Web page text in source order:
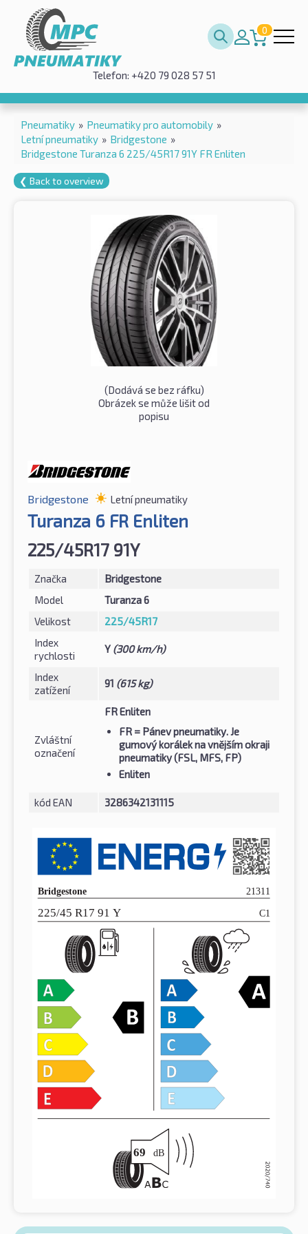
0
Telefon: +420 79 028 57 51
Pneumatiky » Pneumatiky pro automobily »
Letní pneumatiky » Bridgestone »
Bridgestone Turanza 6 225/45R17 91Y FR Enliten
❮ Back to overview
(Dodává se bez ráfku)
Obrázek se může lišit od
popisu
Bridgestone Letní pneumatiky
Turanza 6 FR Enliten
225/45R17 91Y
Značka
Bridgestone
Model
Turanza 6
Velikost
225/45R17
Index
rychlosti
Y (300 km/h)
Index
zatížení
91 (615 kg)
Zvláštní
označení
FR Enliten
FR = Pánev pneumatiky. Je
gumový korálek na vnějším okraji
pneumatiky (FSL, MFS, FP)
Enliten
kód EAN 3286342131115